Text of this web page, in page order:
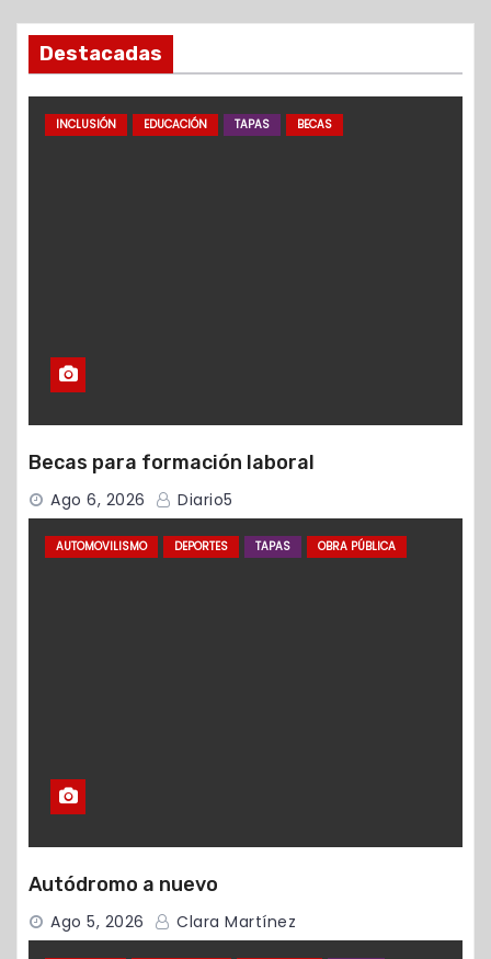
Destacadas
INCLUSIÓN EDUCACIÓN TAPAS BECAS
Becas para formación laboral
Ago 6, 2026 Diario5
AUTOMOVILISMO DEPORTES TAPAS OBRA PÚBLICA
Autódromo a nuevo
Ago 5, 2026 Clara Martínez